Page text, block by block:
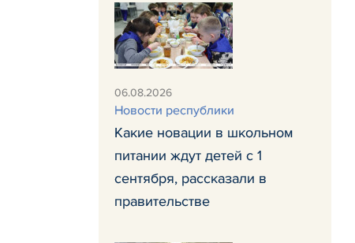
06.08.2026
Новости республики
Какие новации в школьном
питании ждут детей с 1
сентября, рассказали в
правительстве